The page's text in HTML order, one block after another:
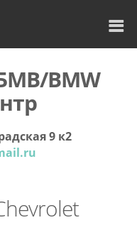
BMW
9 к2